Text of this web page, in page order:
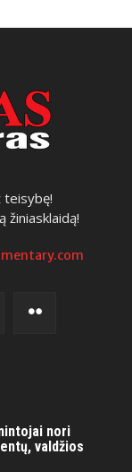
teisybę!
žiniasklaidą!
nori
valdžios